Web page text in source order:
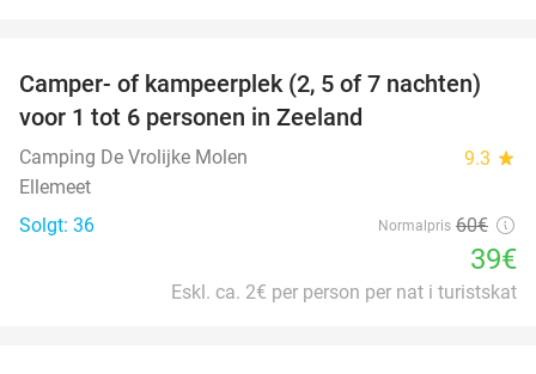
35%
Camper- of kampeerplek (2, 5 of 7 nachten)
voor 1 tot 6 personen in Zeeland
Camping De Vrolijke Molen 9.3 star
Ellemeet
Solgt: 36
Normalpris 60€
39€
Eskl. ca. 2€ per person per nat i turistskat